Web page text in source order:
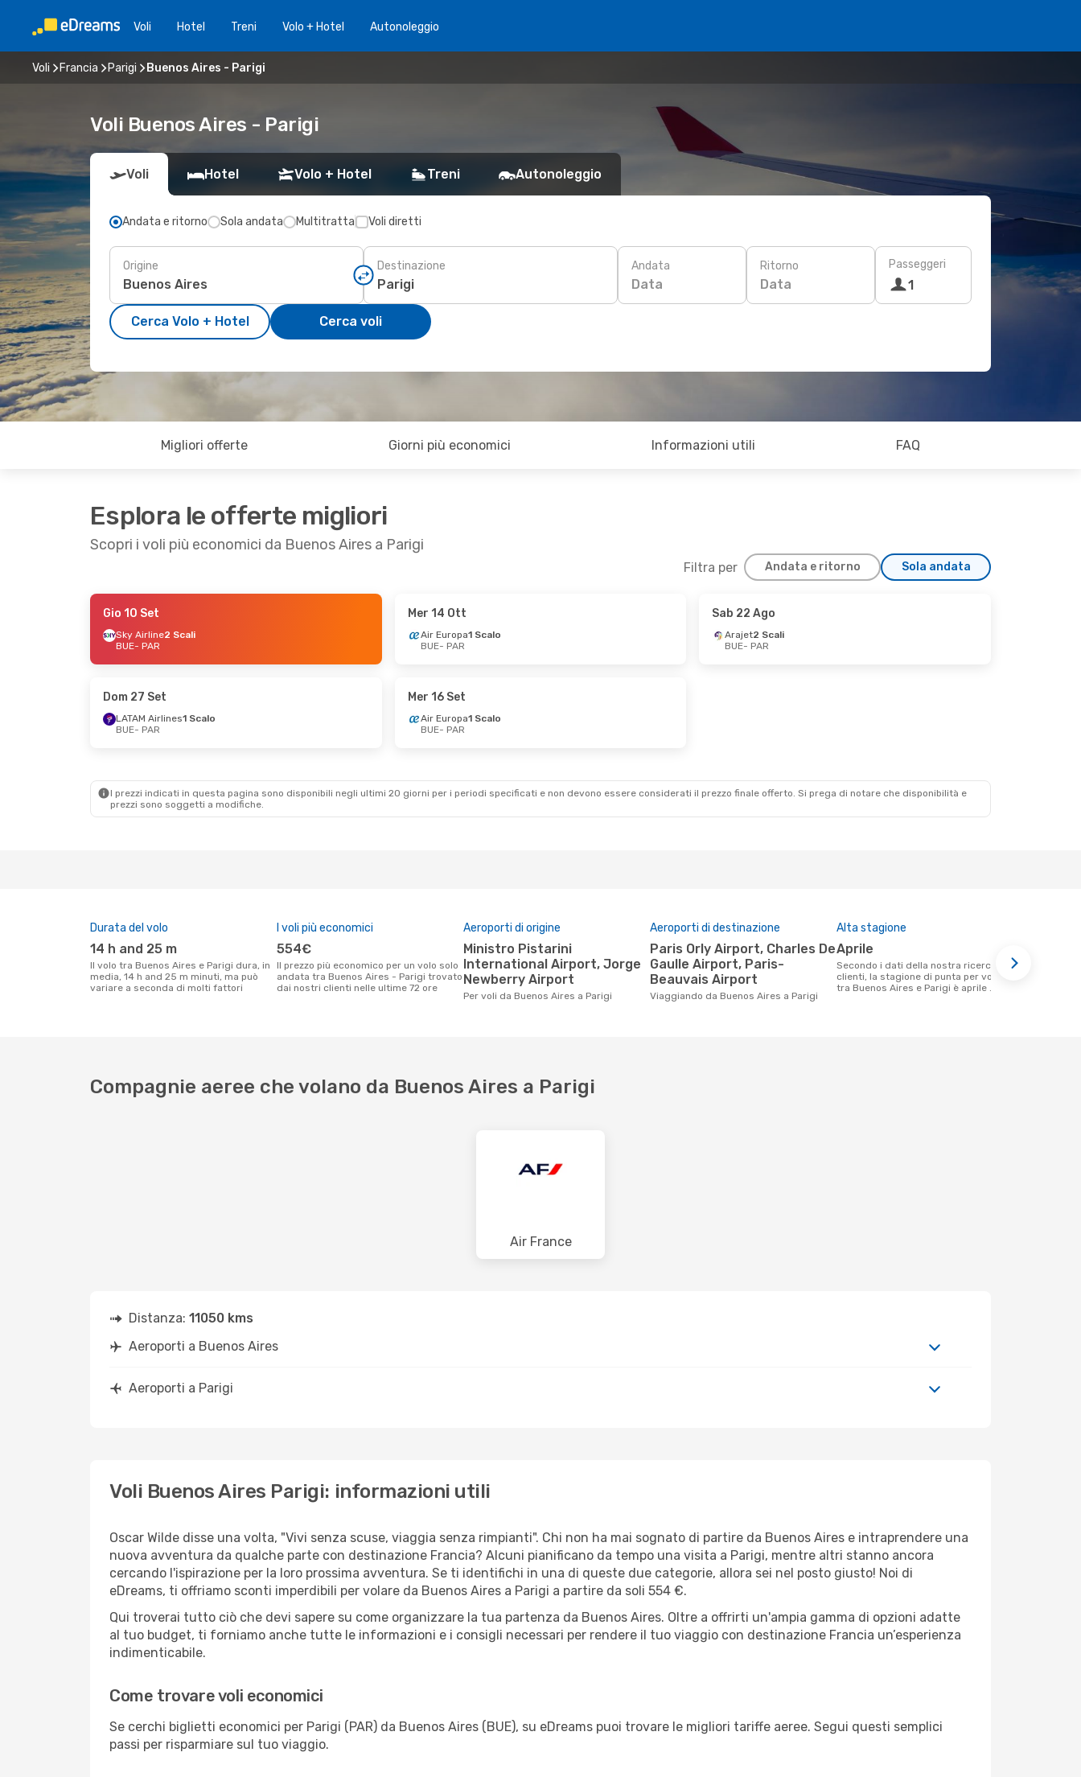
Voli Hotel Treni Volo + Hotel Autonoleggio
Voli Francia Parigi Buenos Aires - Parigi
Voli Buenos Aires - Parigi
Voli Hotel Volo + Hotel Treni Autonoleggio
Andata e ritorno Sola andata Multitratta Voli diretti
Origine Destinazione Andata
Data
Ritorno
Data
Passeggeri
1
Cerca Volo + Hotel Cerca voli
Migliori offerte Giorni più economici Informazioni utili FAQ
Esplora le offerte migliori
Scopri i voli più economici da Buenos Aires a Parigi
Filtra per Andata e ritorno Sola andata
- Ven 25 Set
1 Scalo
Gio 10 Set
Sky Airline2 Scali
BUE- PAR
Mer 14 Ott
Air Europa1 Scalo
BUE- PAR
Sab 22 Ago
Arajet2 Scali
BUE- PAR
Dom 27 Set
LATAM Airlines1 Scalo
BUE- PAR
Mer 16 Set
Air Europa1 Scalo
BUE- PAR
I prezzi indicati in questa pagina sono disponibili negli ultimi 20 giorni per i periodi specificati e non devono essere considerati il ​​prezzo finale offerto. Si prega di notare che disponibilità e
prezzi sono soggetti a modifiche.
Durata del volo
14 h and 25 m
Il volo tra Buenos Aires e Parigi dura, in
media, 14 h and 25 m minuti, ma può
variare a seconda di molti fattori
I voli più economici
554€
Il prezzo più economico per un volo solo
andata tra Buenos Aires - Parigi trovato
dai nostri clienti nelle ultime 72 ore
Aeroporti di origine
Ministro Pistarini
International Airport, Jorge
Newberry Airport
Per voli da Buenos Aires a Parigi
Aeroporti di destinazione
Paris Orly Airport, Charles De
Gaulle Airport, Paris-
Beauvais Airport
Viaggiando da Buenos Aires a Parigi
Alta stagione
aprile
Secondo i dati della nostra ricerca
clienti, la stagione di punta per volare
tra Buenos Aires e Parigi è aprile .
Compagnie aeree che volano da Buenos Aires a Parigi
Air France
Distanza: 11050 kms
Aeroporti a Buenos Aires
Aeroporti a Parigi
Voli Buenos Aires Parigi: informazioni utili
Oscar Wilde disse una volta, "Vivi senza scuse, viaggia senza rimpianti". Chi non ha mai sognato di partire da Buenos Aires e intraprendere una
nuova avventura da qualche parte con destinazione Francia? Alcuni pianificano da tempo una visita a Parigi, mentre altri stanno ancora
cercando l'ispirazione per la loro prossima avventura. Se ti identifichi in una di queste due categorie, allora sei nel posto giusto! Noi di
eDreams, ti offriamo sconti imperdibili per volare da Buenos Aires a Parigi a partire da soli 554 €.
Qui troverai tutto ciò che devi sapere su come organizzare la tua partenza da Buenos Aires. Oltre a offrirti un'ampia gamma di opzioni adatte
al tuo budget, ti forniamo anche tutte le informazioni e i consigli necessari per rendere il tuo viaggio con destinazione Francia un’esperienza
indimenticabile.
Come trovare voli economici
Se cerchi biglietti economici per Parigi (PAR) da Buenos Aires (BUE), su eDreams puoi trovare le migliori tariffe aeree. Segui questi semplici
passi per risparmiare sul tuo viaggio.